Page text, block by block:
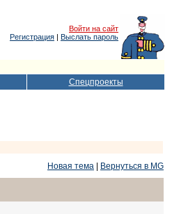
Войти на сайт
Регистрация | Выслать пароль
Спецпроекты
Новая тема Вернуться в MG